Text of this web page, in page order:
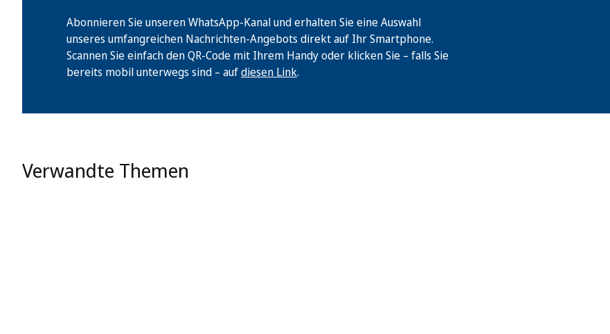
Abonnieren Sie unseren WhatsApp-Kanal und erhalten Sie eine Auswahl
unseres umfangreichen Nachrichten-Angebots direkt auf Ihr Smartphone.
Scannen Sie einfach den QR-Code mit Ihrem Handy oder klicken Sie – falls Sie
bereits mobil unterwegs sind – aufdiesen Link.
Verwandte Themen